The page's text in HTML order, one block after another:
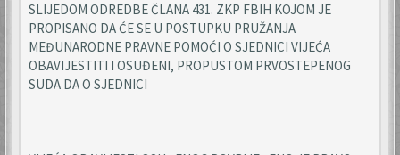
SLIJEDOM ODREDBE ČLANA 431. ZKP FBIH KOJOM JE
PROPISANO DA ĆE SE U POSTUPKU PRUŽANJA
MEĐUNARODNE PRAVNE POMOĆI O SJEDNICI VIJEĆA
OBAVIJESTITI I OSUĐENI, PROPUSTOM PRVOSTEPENOG
SUDA DA O SJEDNICI